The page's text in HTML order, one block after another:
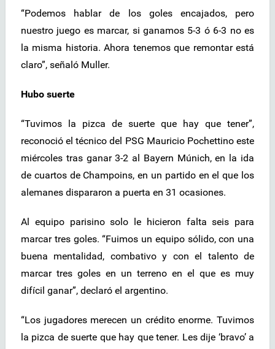
“Podemos hablar de los goles encajados, pero
nuestro juego es marcar, si ganamos 5-3 ó 6-3 no es
la misma historia. Ahora tenemos que remontar está
claro”, señaló Muller.
Hubo suerte
“Tuvimos la pizca de suerte que hay que tener”,
reconoció el técnico del PSG Mauricio Pochettino este
miércoles tras ganar 3-2 al Bayern Múnich, en la ida
de cuartos de Champoins, en un partido en el que los
alemanes dispararon a puerta en 31 ocasiones.
Al equipo parisino solo le hicieron falta seis para
marcar tres goles. “Fuimos un equipo sólido, con una
buena mentalidad, combativo y con el talento de
marcar tres goles en un terreno en el que es muy
difícil ganar”, declaró el argentino.
“Los jugadores merecen un crédito enorme. Tuvimos
la pizca de suerte que hay que tener. Les dije ‘bravo’ a